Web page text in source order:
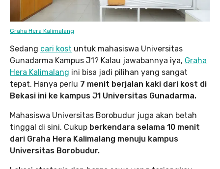
Graha Hera Kalimalang
Sedang cari kost untuk mahasiswa Universitas
Gunadarma Kampus J1? Kalau jawabannya iya, Graha
Hera Kalimalang ini bisa jadi pilihan yang sangat
tepat. Hanya perlu 7 menit berjalan kaki dari kost di
Bekasi ini ke kampus J1 Universitas Gunadarma.
Mahasiswa Universitas Borobudur juga akan betah
tinggal di sini. Cukup berkendara selama 10 menit
dari Graha Hera Kalimalang menuju kampus
Universitas Borobudur.